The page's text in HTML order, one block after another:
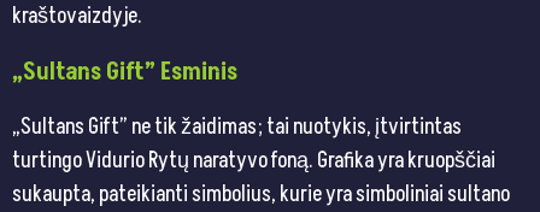
kraštovaizdyje.
„Sultans Gift” Esminis
„Sultans Gift” ne tik žaidimas; tai nuotykis, įtvirtintas
turtingo Vidurio Rytų naratyvo foną. Grafika yra kruopščiai
sukaupta, pateikianti simbolius, kurie yra simboliniai sultano